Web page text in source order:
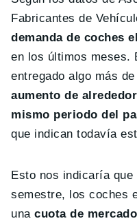
Fabricantes de
demanda de coches
en los últimos meses.
entregado algo más
aumento de
mismo periodo del
que indican todavía
Esto nos indicaría
semestre, los coches
unacuota de